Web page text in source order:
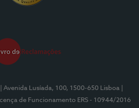
| Avenida Lusíada, 100, 1500-650 Lisboa
de Funcionamento ERS - 10944/2016